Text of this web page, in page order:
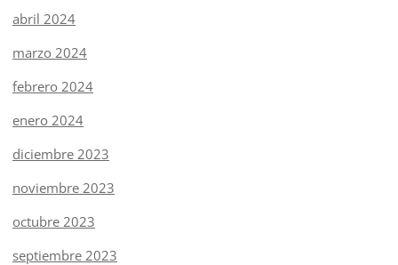
abril 2024
marzo 2024
febrero 2024
enero 2024
diciembre 2023
noviembre 2023
octubre 2023
septiembre 2023